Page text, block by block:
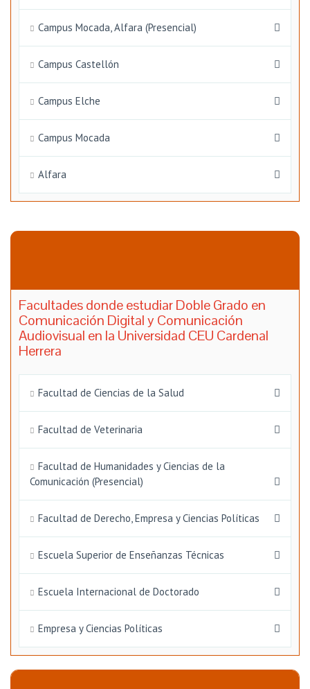
Campus Mocada, Alfara (Presencial)
Campus Castellón
Campus Elche
Campus Mocada
Alfara
Facultades donde estudiar Doble Grado en
Comunicación Digital y Comunicación
Audiovisual en la Universidad CEU Cardenal
Herrera
Facultad de Ciencias de la Salud
Facultad de Veterinaria
Facultad de Humanidades y Ciencias de la
Comunicación (Presencial)
Facultad de Derecho, Empresa y Ciencias Políticas
Escuela Superior de Enseñanzas Técnicas
Escuela Internacional de Doctorado
Empresa y Ciencias Políticas